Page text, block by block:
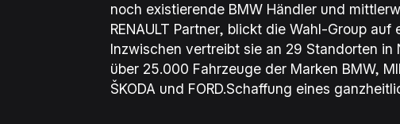
noch existierende BMW Händler und
RENAULT Partner, blickt die Wahl-Group
Inzwischen vertreibt sie an 29 Standorten in
über 25.000 Fahrzeuge der Marken BMW,
ŠKODA und FORD.Schaffung eines